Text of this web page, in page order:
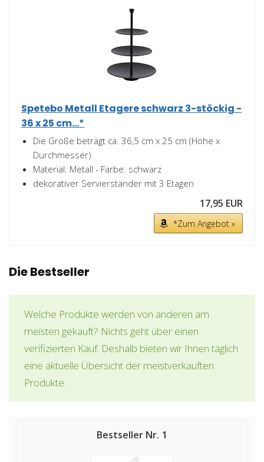
Spetebo Metall Etagere schwarz 3-stöckig -
36 x 25 cm...*
Die Größe beträgt ca. 36,5 cm x 25 cm (Höhe x
Durchmesser)
Material: Metall - Farbe: schwarz
dekorativer Servierständer mit 3 Etagen
17,95 EUR
*Zum Angebot »
Die Bestseller
Welche Produkte werden von anderen am
meisten gekauft? Nichts geht über einen
verifizierten Kauf. Deshalb bieten wir Ihnen täglich
eine aktuelle Übersicht der meistverkauften
Produkte.
1